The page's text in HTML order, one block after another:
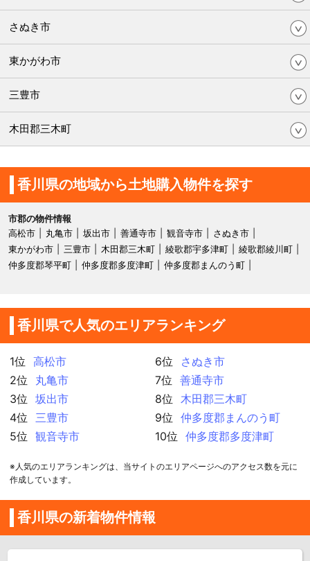
さぬき市
東かがわ市
三豊市
木田郡三木町
香川県の地域から土地購入物件を探す
市郡の物件情報
高松市
丸亀市 坂出市 善通寺市 観音寺市
さぬき市
東かがわ市
三豊市 木田郡三木町 綾歌郡宇多津町
綾歌郡綾川町
仲多度郡琴平町
仲多度郡多度津町 仲多度郡まんのう町
香川県で人気のエリアランキング
1位
高松市
2位
丸亀市
3位
坂出市
4位
三豊市
5位
観音寺市
6位
さぬき市
7位
善通寺市
8位
木田郡三木町
9位
仲多度郡まんのう町
10位
仲多度郡多度津町
※人気のエリアランキングは、当サイトのエリアページへのアクセス数を元に
作成しています。
香川県の新着物件情報